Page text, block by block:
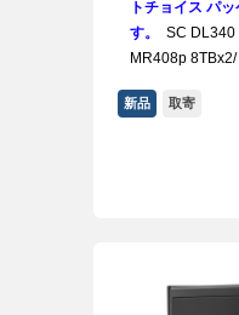
トチョイス パ
す。
SC DL340
MR408p
新品 取寄